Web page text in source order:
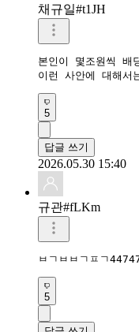
채규일#t1JH
본인이 몇조원씩
이런 사안에 대해서
5
답글 쓰기
2026.05.30 15:40
규관#fLKm
ㅂㄱㅂㅂㄱㅍㄱ
5